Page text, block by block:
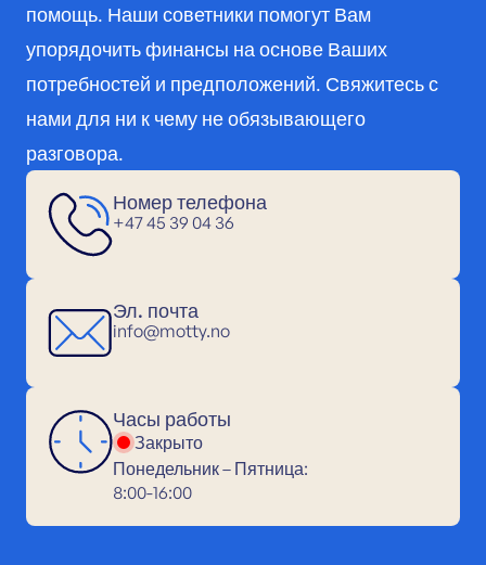
помощь. Наши советники помогут Вам
упорядочить финансы на основе Ваших
потребностей и предположений. Свяжитесь с
нами для ни к чему не обязывающего
разговора.
Номер телефона
+47 45 39 04 36
Эл. почта
info@motty.no
Часы работы
Закрыто
Понедельник – Пятница:
8:00-16:00